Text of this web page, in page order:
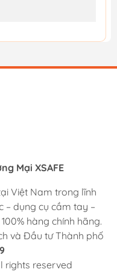
Mại XSAFE
Việt Nam trong lĩnh
– dụng cụ cầm tay –
hàng chính hãng.
và Đầu tư Thành phố
rights reserved